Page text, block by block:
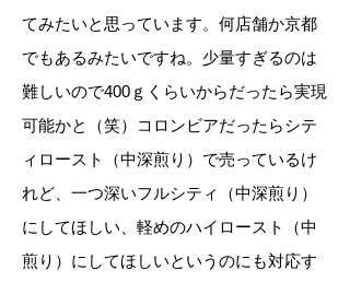
てみたいと思っています。何店舗か京都
でもあるみたいですね。少量すぎるのは
難しいので400ｇくらいからだったら実現
可能かと（笑）コロンビアだったらシテ
ィロースト（中深煎り）で売っているけ
れど、一つ深いフルシティ（中深煎り）
にしてほしい、軽めのハイロースト（中
煎り）にしてほしいというのにも対応す